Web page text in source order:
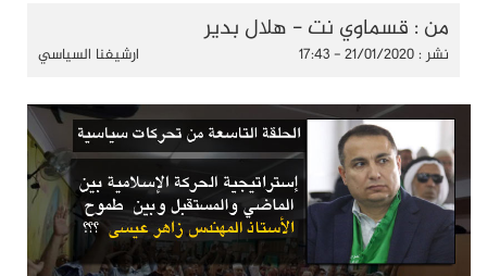
من : قسماوي نت - هلال بدير
نشر : 21/01/2020 - 17:43 ارشيفنا السياسي